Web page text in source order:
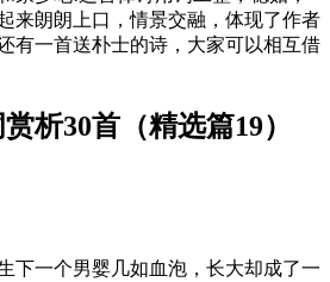
来朗朗上口，情景交融，体现了作者
有一首送朴士的诗，大家可以相互借
析30首（精选篇19）
下一个男婴几如血泡，长大却成了一